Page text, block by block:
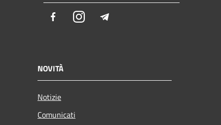
FacebookInstagram
NOVITÀ
Notizie
Comunicati